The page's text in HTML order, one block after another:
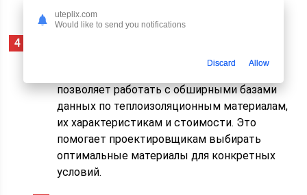
доступ и утечки информации.
позволяет работать с обширными базами
данных по теплоизоляционным материалам,
их характеристикам и стоимости. Это
помогает проектировщикам выбирать
оптимальные материалы для конкретных
условий.
uteplix.com
Would like to send you notifications
Discard Allow